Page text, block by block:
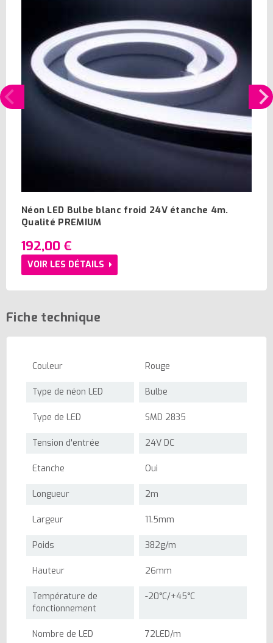
Néon LED Bulbe blanc froid 24V étanche 4m.
Qualité PREMIUM
192,00 €
VOIR LES DÉTAILS
Fiche technique
Couleur Rouge
Type de néon LED Bulbe
Type de LED SMD 2835
Tension d'entrée 24V DC
Etanche Oui
Longueur 2m
Largeur 11.5mm
Poids 382g/m
Hauteur 26mm
Température de
fonctionnement
-20°C/+45°C
Nombre de LED 72LED/m